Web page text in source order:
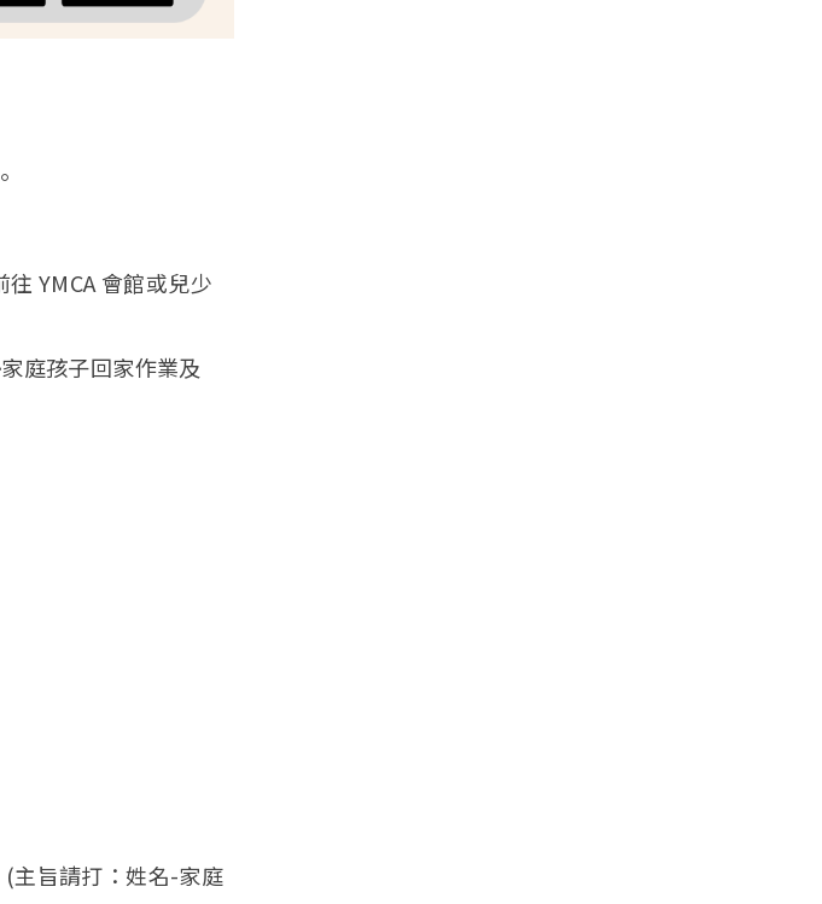
YMCA 會館或兒少
庭孩子回家作業及
主旨請打：姓名-家庭